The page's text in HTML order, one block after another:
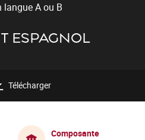
langue A ou B
ESPAGNOL
Télécharger
Composante